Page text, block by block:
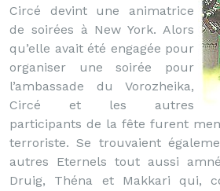
Circé devint une animatrice
de soirées à New York. Alors
qu’elle avait été engagée pour
organiser une soirée pour
l’ambassade du Vorozheika,
Circé et les autres
participants de la fête furent
terroriste. Se trouvaient
autres Eternels tout aussi
Druig, Théna et Makkari qui,